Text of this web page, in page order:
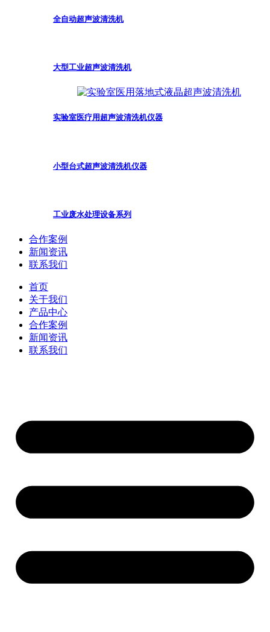
全自动超声波清洗机
大型工业超声波清洗机
实验室医疗用超声波清洗机仪器
小型台式超声波清洗机仪器
工业废水处理设备系列
合作案例
新闻资讯
联系我们
首页
关于我们
产品中心
合作案例
新闻资讯
联系我们